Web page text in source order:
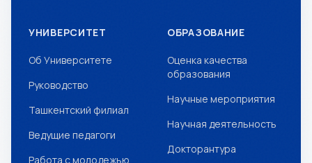
УНИВЕРСИТЕТ
Об Университете
Руководство
Ташкентский филиал
Ведущие педагоги
Работа с молодежью
ОБРАЗОВАНИЕ
Оценка качества
образования
Научные мероприятия
Научная деятельность
Докторантура